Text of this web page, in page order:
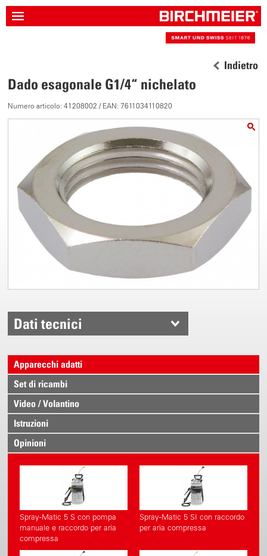
Indietro
Dado esagonale G1/4“ nichelato
Numero articolo: 41208002 / EAN: 7611034110820
Dati tecnici
Apparecchi adatti
Set di ricambi
Video / Volantino
Istruzioni
Opinioni
Spray-Matic 5 S con pompa
manuale e raccordo per aria
compressa
Spray-Matic 5 SI con raccordo
per aria compressa